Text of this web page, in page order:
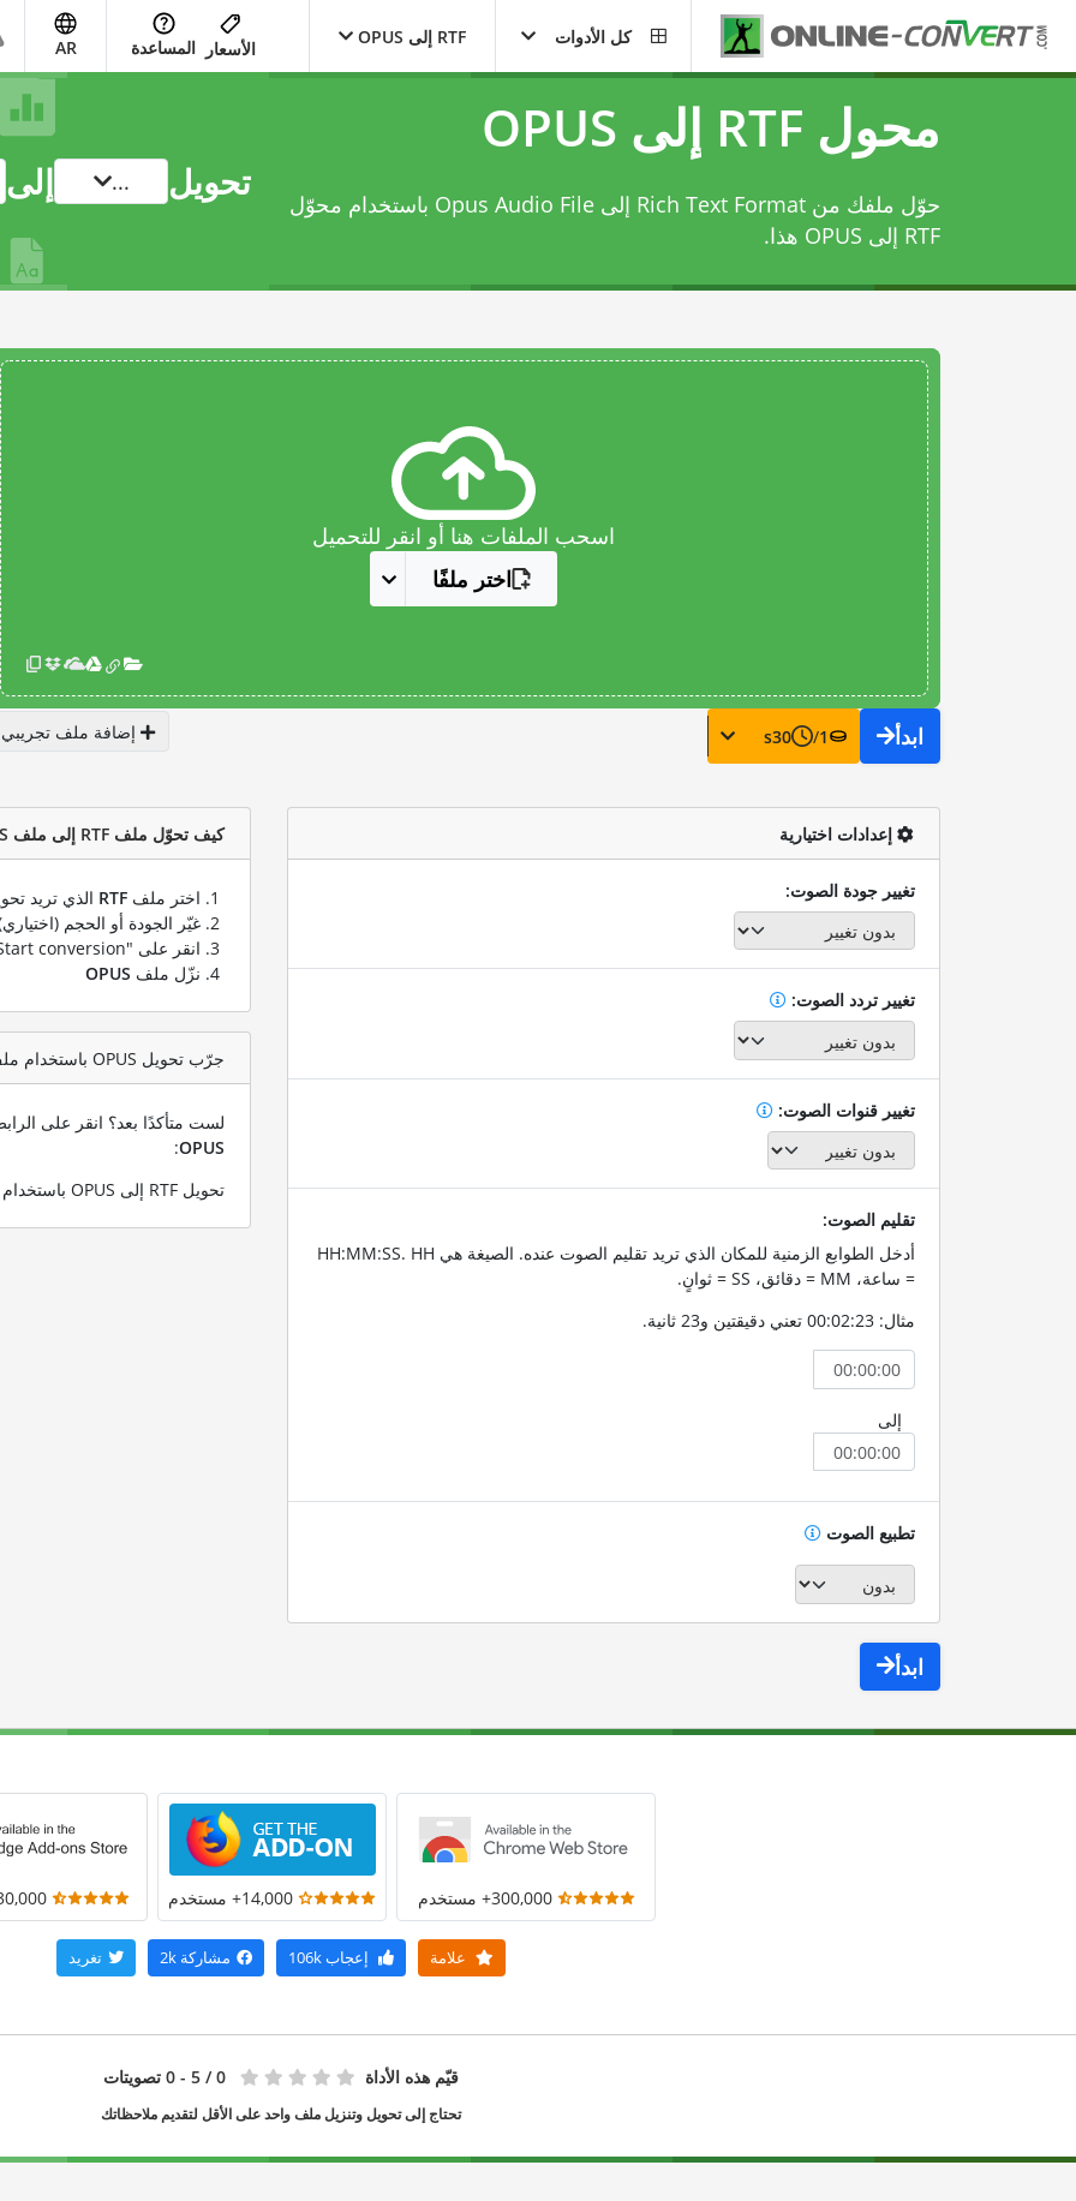
كل الأدوات RTF إلى OPUS
الأسعار المساعدة AR
محول RTF إلى OPUS
حوّل ملفك من Rich Text Format إلى Opus Audio File باستخدام
محوّل
RTF إلى OPUS
هذا.
تحويل ... إلى
اسحب الملفات هنا أو انقر للتحميل
اختر ملفًا
ابدأ 1
/
30
s إضافة ملف تجريبي
إعدادات اختيارية
تغيير جودة الصوت:
تغيير تردد الصوت:
تغيير قنوات الصوت:
تقليم الصوت:
أدخل الطوابع الزمنية للمكان الذي تريد تقليم الصوت عنده. الصيغة هي HH:MM:SS. HH
= ساعة، MM = دقائق، SS = ثوانٍ.
مثال: 00:02:23 تعني دقيقتين و23 ثانية.
إلى
تطبيع الصوت
ابدأ
كيف تحوّل ملف RTF إلى ملف OPUS؟
اختر ملف RTF الذي تريد
غيّر الجودة أو الحجم
انقر على "Start conversion" لتحويل ملفك من
نزّل ملف OPUS
جرّب تحويل OPUS باستخدام ملف اختبار RTF
لست متأكدًا بعد؟ انقر على
OPUS
:
تحويل RTF إلى OPUS باستخدام ملف RTF التجريبي الخاص بنا
300,000+ مستخدم 14,000+ مستخدم 30,000+
علامة إعجاب مشاركة 2k تغريد
قيّم هذه الأداة 0 / 5 - 0 تصويتات
تحتاج إلى تحويل وتنزيل ملف واحد على الأقل لتقديم ملاحظاتك